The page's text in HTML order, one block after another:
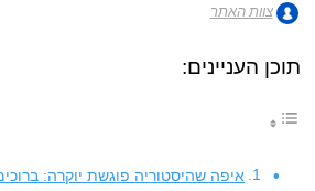
צוות האתר
תוכן העניינים: